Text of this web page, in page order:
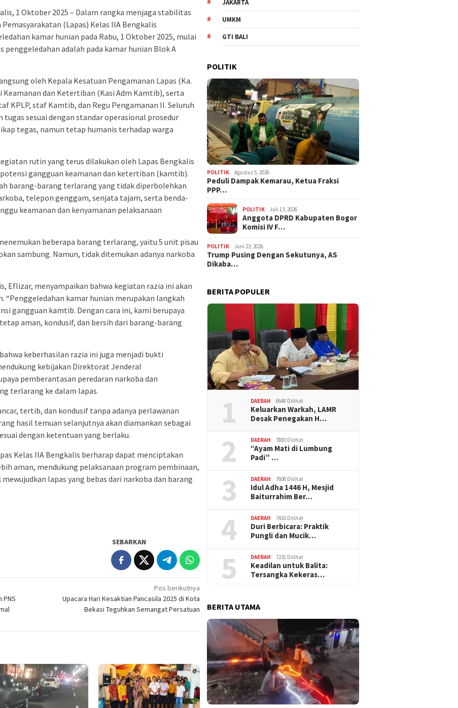
1 Oktober 2025 – Dalam rangka menjaga stabilitas
(Lapas) Kelas IIA Bengkalis
kamar hunian pada Rabu, 1 Oktober 2025, mulai
penggeledahan adalah pada kamar hunian Blok A
oleh Kepala Kesatuan Pengamanan Lapas (Ka.
Keamanan dan Ketertiban (Kasi Adm Kamtib), serta
KPLP, staf Kamtib, dan Regu Pengamanan II. Seluruh
sesuai dengan standar operasional prosedur
tegas, namun tetap humanis terhadap warga
rutin yang terus dilakukan oleh Lapas Bengkalis
gangguan keamanan dan ketertiban (kamtib).
barang-barang terlarang yang tidak diperbolehkan
telepon genggam, senjata tajam, serta benda-
keamanan dan kenyamanan pelaksanaan
beberapa barang terlarang, yaitu 5 unit pisau
sambung. Namun, tidak ditemukan adanya narkoba
Eflizar, menyampaikan bahwa kegiatan razia ini akan
“Penggeledahan kamar hunian merupakan langkah
gangguan kamtib. Dengan cara ini, kami berupaya
aman, kondusif, dan bersih dari barang-barang
keberhasilan razia ini juga menjadi bukti
kebijakan Direktorat Jenderal
pemberantasan peredaran narkoba dan
terlarang ke dalam lapas.
tertib, dan kondusif tanpa adanya perlawanan
hasil temuan selanjutnya akan diamankan sebagai
dengan ketentuan yang berlaku.
Kelas IIA Bengkalis berharap dapat menciptakan
aman, mendukung pelaksanaan program pembinaan,
lapas yang bebas dari narkoba dan barang
SEBARKAN
PNS
Pos berikutnya
Upacara Hari Kesaktian Pancasila 2025 di Kota
Bekasi Teguhkan Semangat Persatuan
JAKARTA
UMKM
GTI BALI
POLITIK
POLITIK Agustus 5, 2026
‎Peduli Dampak Kemarau, Ketua Fraksi
PPP…
POLITIK Juli 13, 2026
Anggota DPRD Kabupaten Bogor
Komisi IV F…
POLITIK Juni 23, 2026
Trump Pusing Dengan Sekutunya, AS
Dikaba…
BERITA POPULER
1 DAERAH 8648 Dilihat
Keluarkan Warkah, LAMR
Desak Penegakan H…
2 DAERAH 7880 Dilihat
“Ayam Mati di Lumbung
Padi” …
3 DAERAH 7608 Dilihat
Idul Adha 1446 H, Mesjid
Baiturrahim Ber…
4 DAERAH 7416 Dilihat
Duri Berbicara: Praktik
Pungli dan Mucik…
5 DAERAH 7231 Dilihat
Keadilan untuk Balita:
Tersangka Kekeras…
BERITA UTAMA